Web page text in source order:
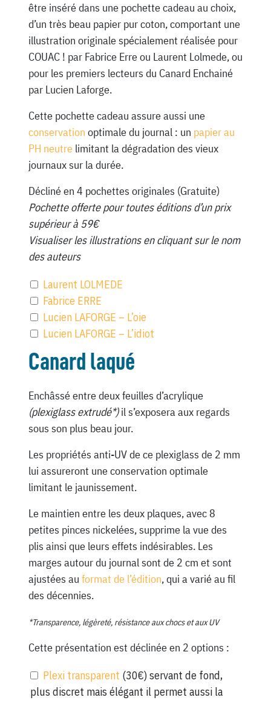
être inséré dans une pochette cadeau au choix,
d’un très beau papier pur coton, comportant une
illustration originale spécialement réalisée pour
COUAC ! par Fabrice Erre ou Laurent Lolmede, ou
pour les premiers lecteurs du Canard Enchainé
par Lucien Laforge.
Cette pochette cadeau assure aussi une
conservation optimale du journal : un papier au
PH neutrelimitant la dégradation des vieux
journaux sur la durée.
Décliné en 4 pochettes originales (Gratuite)
Pochette offerte pour toutes éditions d’un prix
supérieur à 59€
Visualiser les illustrations en cliquant sur le nom
des auteurs
Laurent LOLMEDE
Fabrice ERRE
Lucien LAFORGE – L’oie
Lucien LAFORGE – L’idiot
Canard laqué
Enchâssé entre deux feuilles d’acrylique
(plexiglass extrudé*)il s’exposera aux regards
sous son plus beau jour.
Les propriétés anti-UV de ce plexiglass de 2 mm
lui assureront une conservation optimale
limitant le jaunissement.
Le maintien entre les deux plaques, avec 8
petites pinces nickelées, supprime la vue des
plis ainsi que leurs effets indésirables. Les
marges autour du journal sont de 2 cm et sont
ajustées au format de l’édition, qui a varié au fil
des décennies.
*Transparence, légèreté, résistance aux chocs et aux UV
Cette présentation est déclinée en 2 options :
Plexi transparent (30€) servant de fond,
plus discret mais élégant il permet aussi la